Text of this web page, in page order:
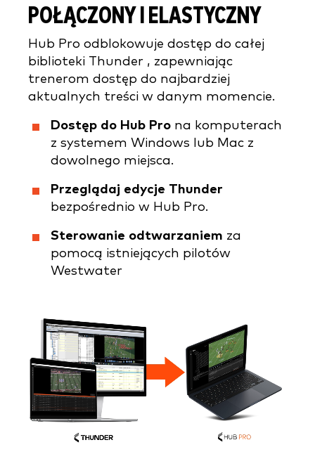
POŁĄCZONY I ELASTYCZNY
Hub Pro odblokowuje dostęp do całej
biblioteki Thunder , zapewniając
trenerom dostęp do najbardziej
aktualnych treści w danym momencie.
Dostęp do Hub Pro na komputerach
z systemem Windows lub Mac z
dowolnego miejsca.
Przeglądaj edycje Thunder
bezpośrednio w Hub Pro.
Sterowanie odtwarzaniem za
pomocą istniejących pilotów
Westwater